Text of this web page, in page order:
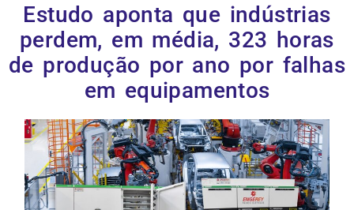
Estudo aponta que indústrias
perdem, em média, 323 horas
de produção por ano por falhas
em equipamentos